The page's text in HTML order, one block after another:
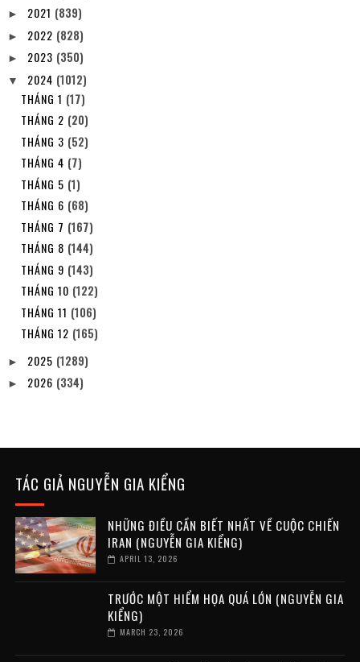
► 2021 (839)
► 2022 (828)
► 2023 (350)
▼ 2024 (1012)
THÁNG 1 (17)
THÁNG 2 (20)
THÁNG 3 (52)
THÁNG 4 (7)
THÁNG 5 (1)
THÁNG 6 (68)
THÁNG 7 (167)
THÁNG 8 (144)
THÁNG 9 (143)
THÁNG 10 (122)
THÁNG 11 (106)
THÁNG 12 (165)
► 2025 (1289)
► 2026 (334)
TÁC GIẢ NGUYỄN GIA KIỂNG
NHỮNG ĐIỀU CẦN BIẾT NHẤT VỀ CUỘC CHIẾN
IRAN (NGUYỄN GIA KIỂNG)
APRIL 13, 2026
TRƯỚC MỘT HIỂM HỌA QUÁ LỚN (NGUYỄN GIA
KIỂNG)
MARCH 23, 2026